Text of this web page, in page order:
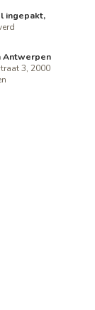
ingepakt,
Antwerpen
3, 2000